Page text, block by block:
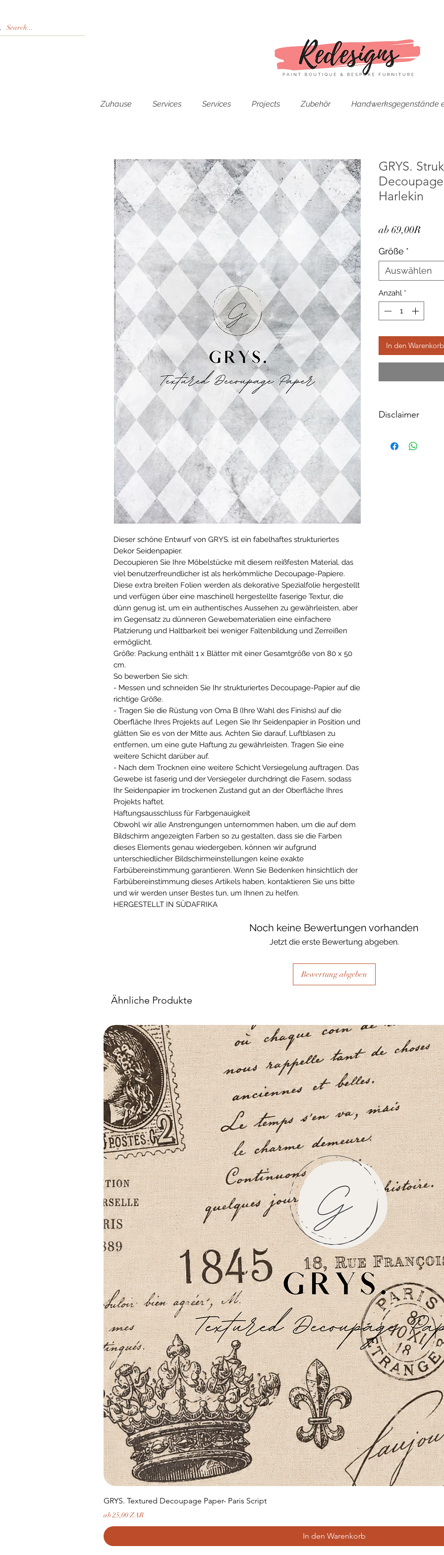
Zuhause Services Services Projects Zubehör Handwerksgegenstände
Dieser schöne Entwurf von GRYS. ist ein fabelhaftes strukturiertes
Dekor Seidenpapier.
Decoupieren Sie Ihre Möbelstücke mit diesem reißfesten Material, das
viel benutzerfreundlicher ist als herkömmliche Decoupage-Papiere.
Diese extra breiten Folien werden als dekorative Spezialfolie hergestellt
und verfügen über eine maschinell hergestellte faserige Textur, die
dünn genug ist, um ein authentisches Aussehen zu gewährleisten, aber
im Gegensatz zu dünneren Gewebematerialien eine einfachere
Platzierung und Haltbarkeit bei weniger Faltenbildung und Zerreißen
ermöglicht.
Größe: Packung enthält 1 x Blätter mit einer Gesamtgröße von 80 x 50
cm.
So bewerben Sie sich:
- Messen und schneiden Sie Ihr strukturiertes Decoupage-Papier auf die
richtige Größe.
- Tragen Sie die Rüstung von Oma B (Ihre Wahl des Finishs) auf die
Oberfläche Ihres Projekts auf. Legen Sie Ihr Seidenpapier in Position und
glätten Sie es von der Mitte aus. Achten Sie darauf, Luftblasen zu
entfernen, um eine gute Haftung zu gewährleisten. Tragen Sie eine
weitere Schicht darüber auf.
- Nach dem Trocknen eine weitere Schicht Versiegelung auftragen. Das
Gewebe ist faserig und der Versiegeler durchdringt die Fasern, sodass
Ihr Seidenpapier im trockenen Zustand gut an der Oberfläche Ihres
Projekts haftet.
Haftungsausschluss für Farbgenauigkeit
Obwohl wir alle Anstrengungen unternommen haben, um die auf dem
Bildschirm angezeigten Farben so zu gestalten, dass sie die Farben
dieses Elements genau wiedergeben, können wir aufgrund
unterschiedlicher Bildschirmeinstellungen keine exakte
Farbübereinstimmung garantieren. Wenn Sie Bedenken hinsichtlich der
Farbübereinstimmung dieses Artikels haben, kontaktieren Sie uns bitte
und wir werden unser Bestes tun, um Ihnen zu helfen.
HERGESTELLT IN SÜDAFRIKA
GRYS.
Harlekin
ab 69,00RSale-
Größe *
Auswählen
Anzahl *
In den Warenkorb
Disclaimer
Textured
Noch keine Bewertungen vorhanden
Jetzt die erste Bewertung abgeben.
Bewertung abgeben
Ähnliche Produkte
GRYS. Textured Decoupage Paper- Paris Script
ab25,00 ZAR
Sale-Preis
In den Warenkorb